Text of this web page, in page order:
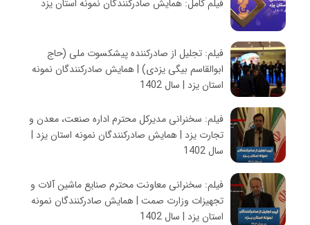
فیلم کامل: همایش صادرکنندگان نمونه استان یزد
فیلم: تجلیل از صادرکننده پیشکسوت ملی (حاج
ابوالقاسم بیگی یزدی) | همایش صادرکنندگان نمونه
استان یزد | سال 1402
فیلم: سخنرانی مدیرکل محترم اداره صنعت، معدن و
تجارت یزد | همایش صادرکنندگان نمونه استان یزد |
سال 1402
فیلم: سخنرانی معاونت محترم صنایع ماشین آلات و
تجهیزات وزارت صمت | همایش صادرکنندگان نمونه
استان یزد | سال 1402